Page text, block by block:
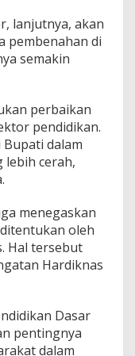
lanjutnya, akan
pembenahan di
semakin
perbaikan
pendidikan.
dalam
lebih cerah,
menegaskan
oleh
Hal tersebut
Hardiknas
Dasar
pentingnya
dalam